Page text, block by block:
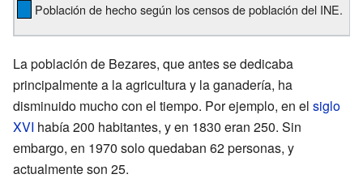
Población de hecho según los censos de población del INE.
La población de Bezares, que antes se dedicaba
principalmente a la agricultura y la ganadería, ha
disminuido mucho con el tiempo. Por ejemplo, en el siglo
XVI había 200 habitantes, y en 1830 eran 250. Sin
embargo, en 1970 solo quedaban 62 personas, y
actualmente son 25.